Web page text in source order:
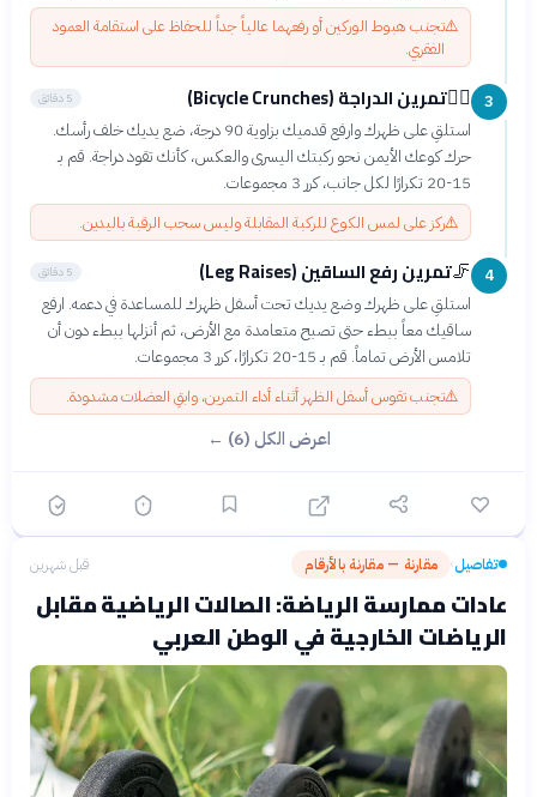
⚠️تجنب هبوط الوركين أو رفعهما عالياً جداً للحفاظ على استقامة العمود
الفقري.
3
🚴‍♂️تمرين الدراجة (Bicycle Crunches) 5 دقائق
استلقِ على ظهرك وارفع قدميك بزاوية 90 درجة، ضع يديك خلف رأسك.
حرك كوعك الأيمن نحو ركبتك اليسرى والعكس، كأنك تقود دراجة. قم بـ
15-20 تكرارًا لكل جانب، كرر 3 مجموعات.
⚠️ركز على لمس الكوع للركبة المقابلة وليس سحب الرقبة باليدين.
4
🦵تمرين رفع الساقين (Leg Raises) 5 دقائق
استلقِ على ظهرك وضع يديك تحت أسفل ظهرك للمساعدة في دعمه. ارفع
ساقيك معاً ببطء حتى تصبح متعامدة مع الأرض، ثم أنزلها ببطء دون أن
تلامس الأرض تماماً. قم بـ 15-20 تكرارًا، كرر 3 مجموعات.
⚠️تجنب تقوس أسفل الظهر أثناء أداء التمرين، وابقِ العضلات مشدودة.
اعرض الكل (6) ←
تفاصيل› مقارنة — مقارنة بالأرقام قبل شهرين
عادات ممارسة الرياضة: الصالات الرياضية مقابل
الرياضات الخارجية في الوطن العربي